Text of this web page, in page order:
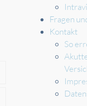
Fragen
Kontakt
So